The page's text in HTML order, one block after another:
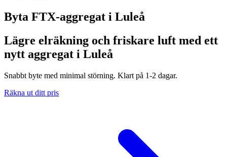
Byta FTX-aggregat i Luleå
Lägre elräkning och friskare luft med ett
nytt aggregat i Luleå
Snabbt byte med minimal störning. Klart på 1-2 dagar.
Räkna ut ditt pris